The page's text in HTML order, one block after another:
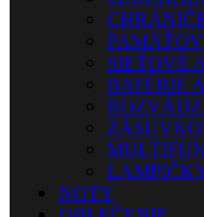
SIEŤOVÉ
BATÉRIE
NOTY